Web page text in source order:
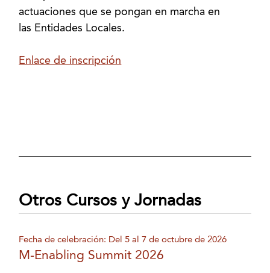
actuaciones que se pongan en marcha en
las Entidades Locales.
Enlace de inscripción
Otros Cursos y Jornadas
Fecha de celebración: Del 5 al 7 de octubre de 2026
M-Enabling Summit 2026